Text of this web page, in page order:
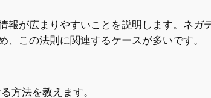
報が広まりやすいことを説明します。ネガ
この法則に関連するケースが多いです。
方法を教えます。